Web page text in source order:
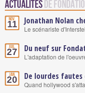
Actualitésde
Nov.
11 Jonathan Nolan
Le scénariste
Juil.
27 Du neuf sur
L'adaptation de
Jan.
20 De lourdes
Quand hollywood